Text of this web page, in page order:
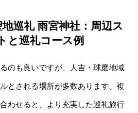
巡礼 雨宮神社：周辺ス
と巡礼コース例
のも良いですが、人吉・球磨地域
とされる場所が多数あります。複
わせると、より充実した巡礼旅行